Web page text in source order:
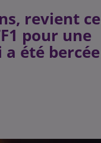
revient ce
pour une
été bercée